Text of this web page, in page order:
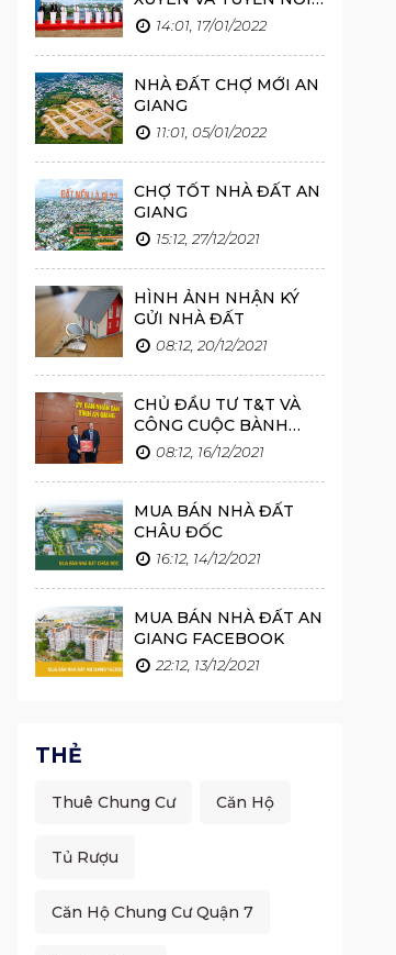
QUỐC LỘ 91 KHỞI
14:01, 17/01/2022
NHÀ ĐẤT CHỢ MỚI AN
GIANG
11:01, 05/01/2022
CHỢ TỐT NHÀ ĐẤT AN
GIANG
15:12, 27/12/2021
HÌNH ẢNH NHẬN KÝ
GỬI NHÀ ĐẤT
08:12, 20/12/2021
CHỦ ĐẦU TƯ T&T VÀ
CÔNG CUỘC BÀNH
TRƯỚNG HƠN 40 DỰ
08:12, 16/12/2021
MUA BÁN NHÀ ĐẤT
CHÂU ĐỐC
16:12, 14/12/2021
MUA BÁN NHÀ ĐẤT AN
GIANG FACEBOOK
22:12, 13/12/2021
THẺ
Thuê Chung Cư Căn Hộ
Tủ Rượu
Căn Hộ Chung Cư Quận 7